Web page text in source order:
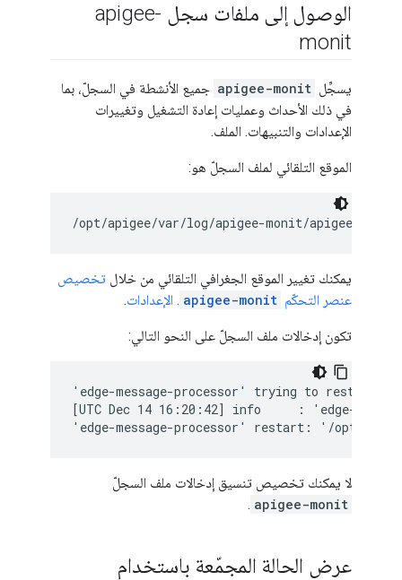
الوصول إلى ملفات سجل apigee-
monit
يسجِّل apigee-monit جميع الأنشطة في السجلّ، بما
في ذلك الأحداث وعمليات إعادة التشغيل وتغييرات
الإعدادات والتنبيهات. الملف.
الموقع التلقائي لملف السجلّ هو:
/opt/apigee/var/log/apigee-monit/apigee-
يمكنك تغيير الموقع الجغرافي التلقائي من خلال تخصيص
عنصر التحكّم apigee-monit . الإعدادات.
تكون إدخالات ملف السجلّ على النحو التالي:
'edge-message-processor' trying to restart
[UTC Dec 14 16:20:42] info     : 'edge-
'edge-message-processor' restart: '/opt/
لا يمكنك تخصيص تنسيق إدخالات ملف السجلّ
apigee-monit
.
عرض الحالة المجمّعة باستخدام